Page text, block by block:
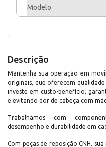
Modelo
Descrição
Mantenha sua operação em
originais, que oferecem
investe em custo-benefício,
e evitando dor de cabeça com
Trabalhamos com
desempenho e durabilidade em
Com peças de reposição CNH,